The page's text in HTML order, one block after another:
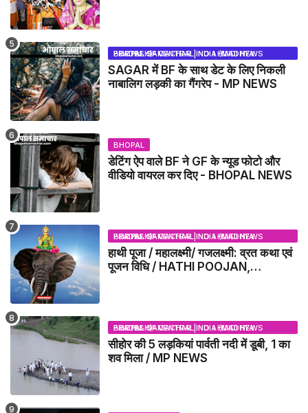
BHOPAL SAMACHAR | NO 1 HINDI NEWS PORTAL OF CENTRAL INDIA (MADHYA PRADESH)
SAGAR में BF के साथ डेट के लिए निकली
नाबालिग लड़की का गैंगरेप - MP NEWS
BHOPAL
डेटिंग ऐप वाले BF ने GF के न्यूड फोटो और
वीडियो वायरल कर दिए - BHOPAL NEWS
BHOPAL SAMACHAR | NO 1 HINDI NEWS PORTAL OF CENTRAL INDIA (MADHYA PRADESH)
हाथी पूजा / महालक्ष्मी/ गजलक्ष्मी: व्रत कथा एवं
पूजन विधि / HATHI POOJAN,
BHOPAL SAMACHAR | NO 1 HINDI NEWS PORTAL OF CENTRAL INDIA (MADHYA PRADESH)
सीहोर की 5 लड़कियां पार्वती नदी में डूबी, 1 का
शव मिला / MP NEWS